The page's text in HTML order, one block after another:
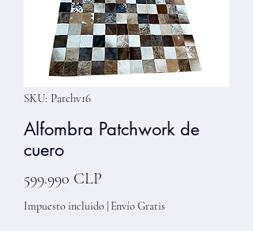
SKU: Patchv16
Alfombra Patchwork de
cuero
599.990 CLP
Impuesto incluido Envío Gratis